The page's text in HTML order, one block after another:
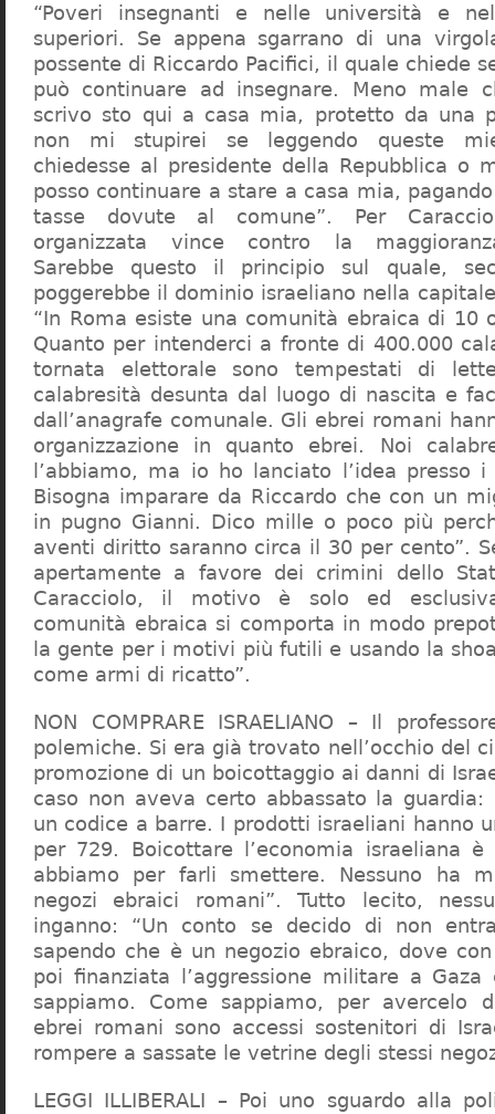
“Poveri insegnanti e nelle università e
superiori. Se appena sgarrano di una
possente di Riccardo Pacifici, il quale chiede
può continuare ad insegnare. Meno male
scrivo sto qui a casa mia, protetto da una
non mi stupirei se leggendo queste
chiedesse al presidente della Repubblica o
posso continuare a stare a casa mia,
tasse dovute al comune”. Per
organizzata vince contro la
Sarebbe questo il principio sul quale,
poggerebbe il dominio israeliano nella
“In Roma esiste una comunità ebraica di 10
Quanto per intenderci a fronte di 400.000
tornata elettorale sono tempestati di
calabresità desunta dal luogo di nascita e
dall’anagrafe comunale. Gli ebrei romani
organizzazione in quanto ebrei. Noi
l’abbiamo, ma io ho lanciato l’idea presso
Bisogna imparare da Riccardo che con un
in pugno Gianni. Dico mille o poco più
aventi diritto saranno circa il 30 per cento”.
apertamente a favore dei crimini dello
Caracciolo, il motivo è solo ed
comunità ebraica si comporta in modo
la gente per i motivi più futili e usando la
come armi di ricatto”.
NON COMPRARE ISRAELIANO – Il
polemiche. Si era già trovato nell’occhio del
promozione di un boicottaggio ai danni di
caso non aveva certo abbassato la guardia:
un codice a barre. I prodotti israeliani hanno
per 729. Boicottare l’economia israeliana è
abbiamo per farli smettere. Nessuno ha
negozi ebraici romani”. Tutto lecito,
inganno: “Un conto se decido di non
sapendo che è un negozio ebraico, dove
poi finanziata l’aggressione militare a
sappiamo. Come sappiamo, per avercelo
ebrei romani sono accessi sostenitori di
rompere a sassate le vetrine degli stessi
LEGGI ILLIBERALI – Poi uno sguardo alla